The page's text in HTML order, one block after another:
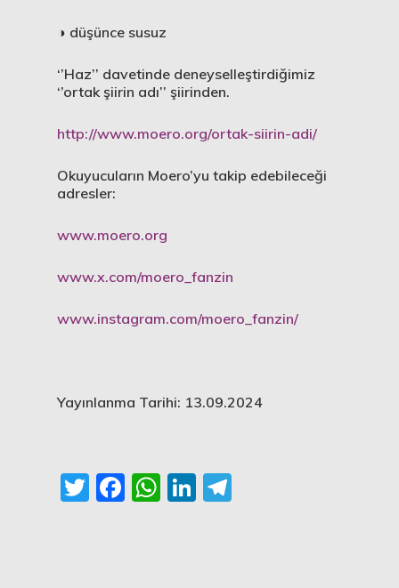
◑ düşünce susuz
‘’Haz’’ davetinde deneyselleştirdiğimiz
‘’ortak şiirin adı’’ şiirinden.
http://www.moero.org/ortak-siirin-adi/
Okuyucuların Moero’yu takip edebileceği
adresler:
www.moero.org
www.x.com/moero_fanzin
www.instagram.com/moero_fanzin/
Yayınlanma Tarihi: 13.09.2024
Twitter
Facebook
WhatsApp
LinkedIn